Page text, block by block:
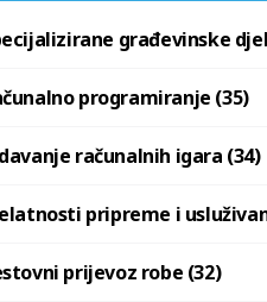
građevinske
programiranje (35)
računalnih igara (34)
pripreme i
prijevoz robe (32)